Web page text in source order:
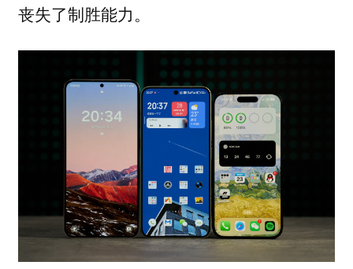
丧失了制胜能力。